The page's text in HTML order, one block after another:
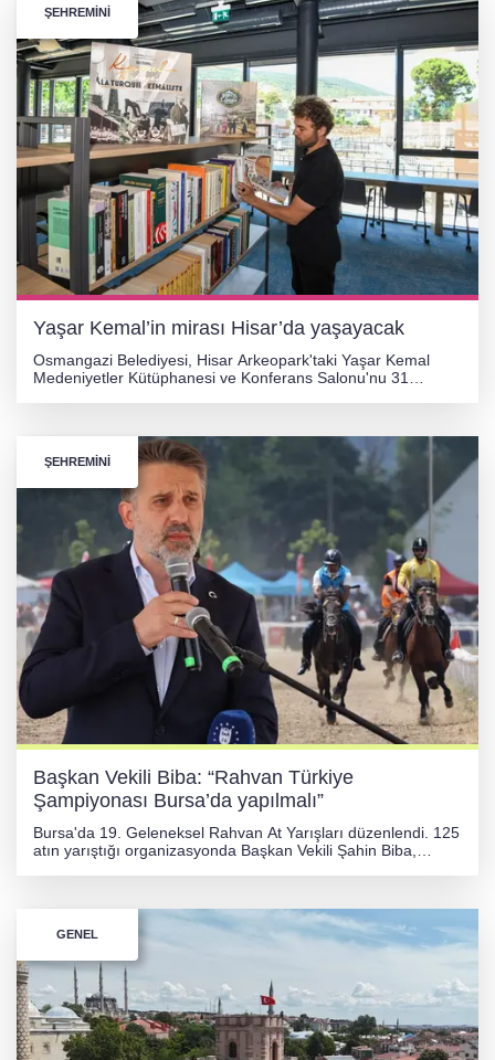
ŞEHREMİNİ
Yaşar Kemal’in mirası Hisar’da yaşayacak
Osmangazi Belediyesi, Hisar Arkeopark'taki Yaşar Kemal
Medeniyetler Kütüphanesi ve Konferans Salonu'nu 31
ŞEHREMİNİ
Başkan Vekili Biba: “Rahvan Türkiye
Şampiyonası Bursa’da yapılmalı”
Bursa'da 19. Geleneksel Rahvan At Yarışları düzenlendi. 125
atın yarıştığı organizasyonda Başkan Vekili Şahin Biba,
GENEL